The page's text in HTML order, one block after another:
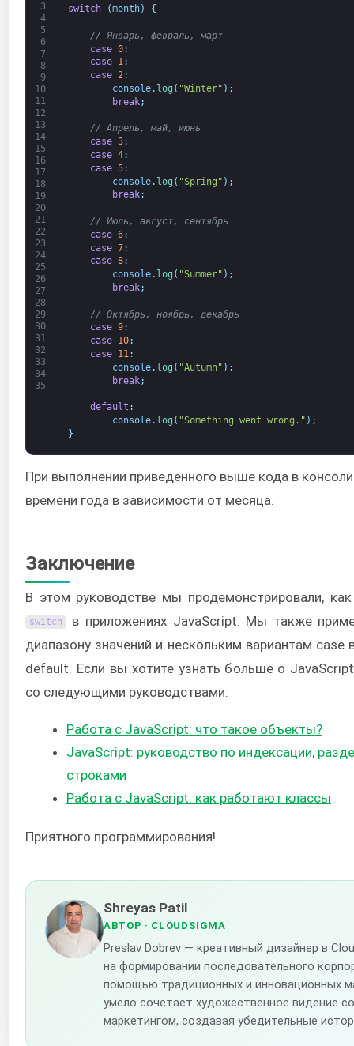
3
4
5
6
7
8
9
10
11
12
13
14
15
16
17
18
19
20
21
22
23
24
25
26
27
28
29
30
31
32
33
34
35
switch (month) {
// Январь, февраль, март
case 0:
case
1:
case 2:
console. log ( "Winter" ) ;
break;
// Апрель, май, июнь
case 3:
case 4:
case 5:
console. log ( "Spring" ) ;
break;
// Июль, август, сентябрь
case 6:
case 7:
case 8:
console. log ( "Summer" ) ;
break;
// Октябрь, ноябрь, декабрь
case 9:
case
10:
case
11:
console. log ( "Autumn" ) ;
break;
default :
console. log ( "Something went wrong." ) ;
}
При выполнении приведенного выше кода в
времени года в зависимости от месяца.
Заключение
В этом руководстве мы продемонстрировали,
switch в приложениях JavaScript. Мы также
диапазону значений и нескольким вариантам
default. Если вы хотите узнать больше о
со следующими руководствами:
Работа с JavaScript: что такое объекты?
JavaScript: руководство по индексации,
строками
Работа с JavaScript: как работают классы
Приятного программирования!
Shreyas Patil
АВТОР · CLOUDSIGMA
Preslav Dobrev — креативный дизайнер в
на формировании последовательного
помощью традиционных и инновационных
умело сочетает художественное видение
маркетингом, создавая убедительные